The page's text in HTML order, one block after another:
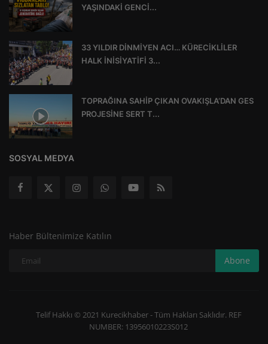
YAŞINDAKİ GENCİ...
33 YILDIR DİNMİYEN ACI… KÜRECİKLİLER
HALK İNİSİYATİFİ 3...
TOPRAĞINA SAHİP ÇIKAN OVAKIŞLA’DAN GES
PROJESİNE SERT T...
SOSYAL MEDYA
Haber Bültenimize Katılın
Abone
Telif Hakkı © 2021 Kurecikhaber - Tüm Hakları Saklıdır. REF
NUMBER: 13956010223S012